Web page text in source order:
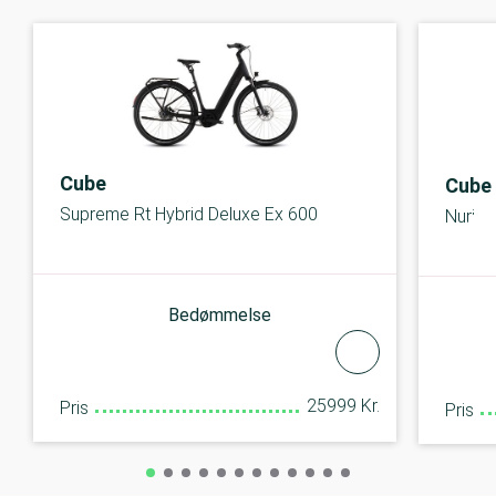
Cube
Supreme Rt Hybrid Deluxe Ex 600
Bedømmelse
Pris 25999 Kr.
Cube
Pris